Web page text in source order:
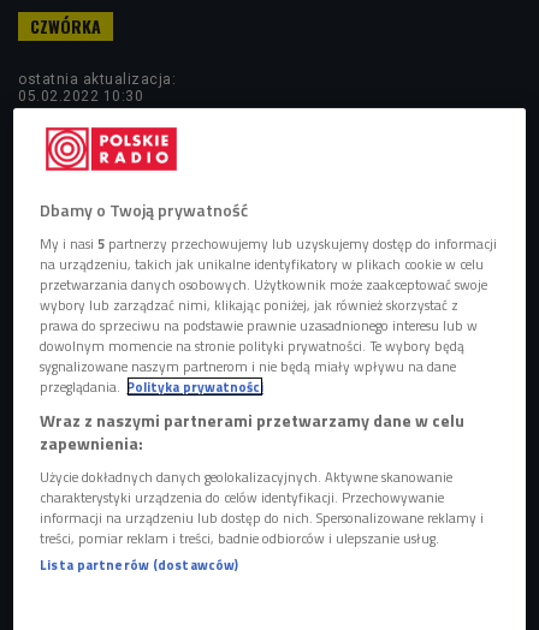
ostatnia aktualizacja:
05.02.2022 10:30
Obserwuj nas na
Google News
Popularność serii sprawiła, że platforma
HBO zamówiła już kolejny sezon. Premiera -
najwcześniej w 2023 roku.
Dbamy o Twoją prywatność
My i nasi5 partnerzy przechowujemy lub uzyskujemy dostęp do informacji
na urządzeniu, takich jak unikalne identyfikatory w plikach cookie w celu
przetwarzania danych osobowych. Użytkownik może zaakceptować swoje
wybory lub zarządzać nimi, klikając poniżej, jak również skorzystać z
prawa do sprzeciwu na podstawie prawnie uzasadnionego interesu lub w
dowolnym momencie na stronie polityki prywatności. Te wybory będą
sygnalizowane naszym partnerom i nie będą miały wpływu na dane
przeglądania. Polityka prywatności
Wraz z naszymi partnerami przetwarzamy dane w celu
zapewnienia:
Użycie dokładnych danych geolokalizacyjnych. Aktywne skanowanie
charakterystyki urządzenia do celów identyfikacji. Przechowywanie
informacji na urządzeniu lub dostęp do nich. Spersonalizowane reklamy i
treści, pomiar reklam i treści, badnie odbiorców i ulepszanie usług.
Lista partnerów (dostawców)